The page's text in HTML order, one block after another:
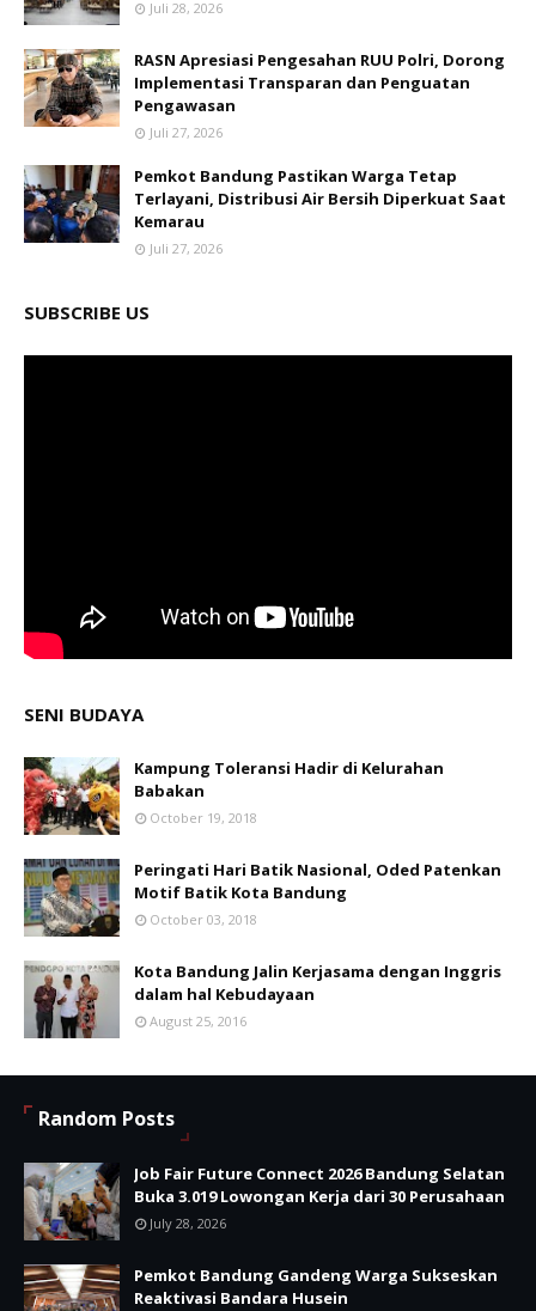
Juli 28, 2026
RASN Apresiasi Pengesahan RUU Polri, Dorong
Implementasi Transparan dan Penguatan
Pengawasan
Juli 27, 2026
Pemkot Bandung Pastikan Warga Tetap
Terlayani, Distribusi Air Bersih Diperkuat Saat
Kemarau
Juli 27, 2026
SUBSCRIBE US
SENI BUDAYA
Kampung Toleransi Hadir di Kelurahan
Babakan
October 19, 2018
Peringati Hari Batik Nasional, Oded Patenkan
Motif Batik Kota Bandung
October 03, 2018
Kota Bandung Jalin Kerjasama dengan Inggris
dalam hal Kebudayaan
August 25, 2016
Random Posts
Job Fair Future Connect 2026 Bandung Selatan
Buka 3.019 Lowongan Kerja dari 30 Perusahaan
July 28, 2026
Pemkot Bandung Gandeng Warga Sukseskan
Reaktivasi Bandara Husein